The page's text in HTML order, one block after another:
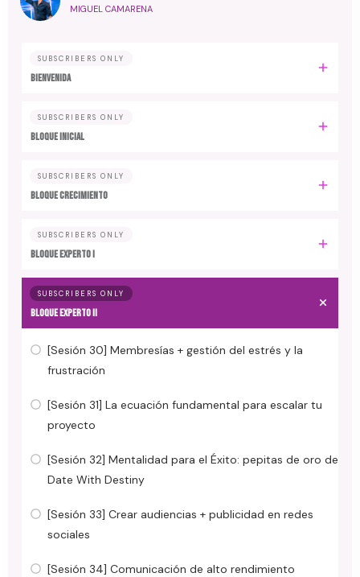
MIGUEL CAMARENA
SUBSCRIBERS ONLY
BIENVENIDA
SUBSCRIBERS ONLY
BLOQUE INICIAL
SUBSCRIBERS ONLY
BLOQUE CRECIMIENTO
SUBSCRIBERS ONLY
BLOQUE EXPERTO I
SUBSCRIBERS ONLY
BLOQUE EXPERTO II
[Sesión 30] Membresías + gestión del estrés y la
frustración
[Sesión 31] La ecuación fundamental para escalar tu
proyecto
[Sesión 32] Mentalidad para el Éxito: pepitas de oro de
Date With Destiny
[Sesión 33] Crear audiencias + publicidad en redes
sociales
[Sesión 34] Comunicación de alto rendimiento